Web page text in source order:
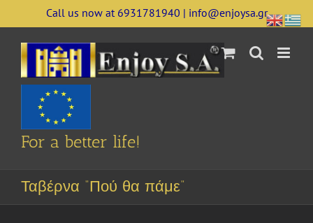
to
content
Call us now at 6931781940 | info@enjoysa.gr
For a better life!
Ταβέρνα “Πού θα πάμε”